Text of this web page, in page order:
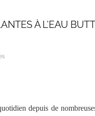
À L’EAU
depuis de